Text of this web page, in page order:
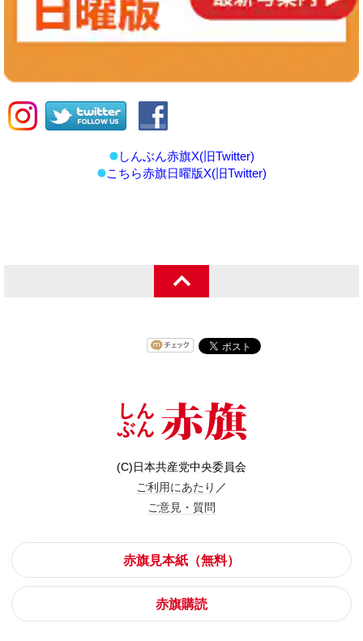
しんぶん赤旗X(旧Twitter)
こちら赤旗日曜版X(旧Twitter)
(C)日本共産党中央委員会
ご利用にあたり ／
ご意見・質問
赤旗見本紙（無料）
赤旗購読